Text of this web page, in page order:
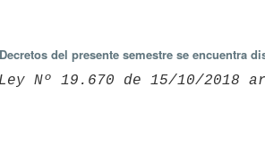
del presente semestre se encuentra
Nº 19.670 de 15/10/2018